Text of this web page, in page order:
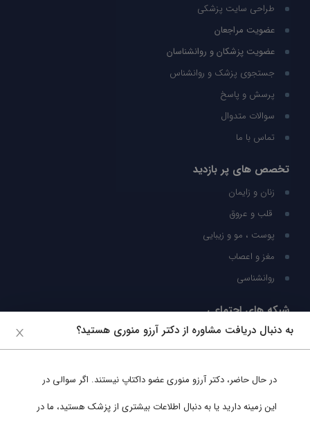
طراحی سایت پزشکی
عضویت مراجعان
عضویت پزشکان و روانشناسان
جستجوی پزشک و روانشناس
پرسش و پاسخ
سوالات متدوال
تماس با ما
تخصص های پر بازدید
زنان و زایمان
قلب و عروق
پوست ، مو و زیبایی
مغز و اعصاب
روانشناسی
شبکه های اجتماعی
ما را در شبکه های اجتماعی دنبال کنید
به دنبال دریافت مشاوره از دکتر آرزو منوری هستید؟
در حال حاضر، دکتر آرزو منوریعضو داکتاپ نیستند. اگر سوالی در
این زمینه دارید یا به دنبال اطلاعات بیشتری از پزشک هستید، ما در